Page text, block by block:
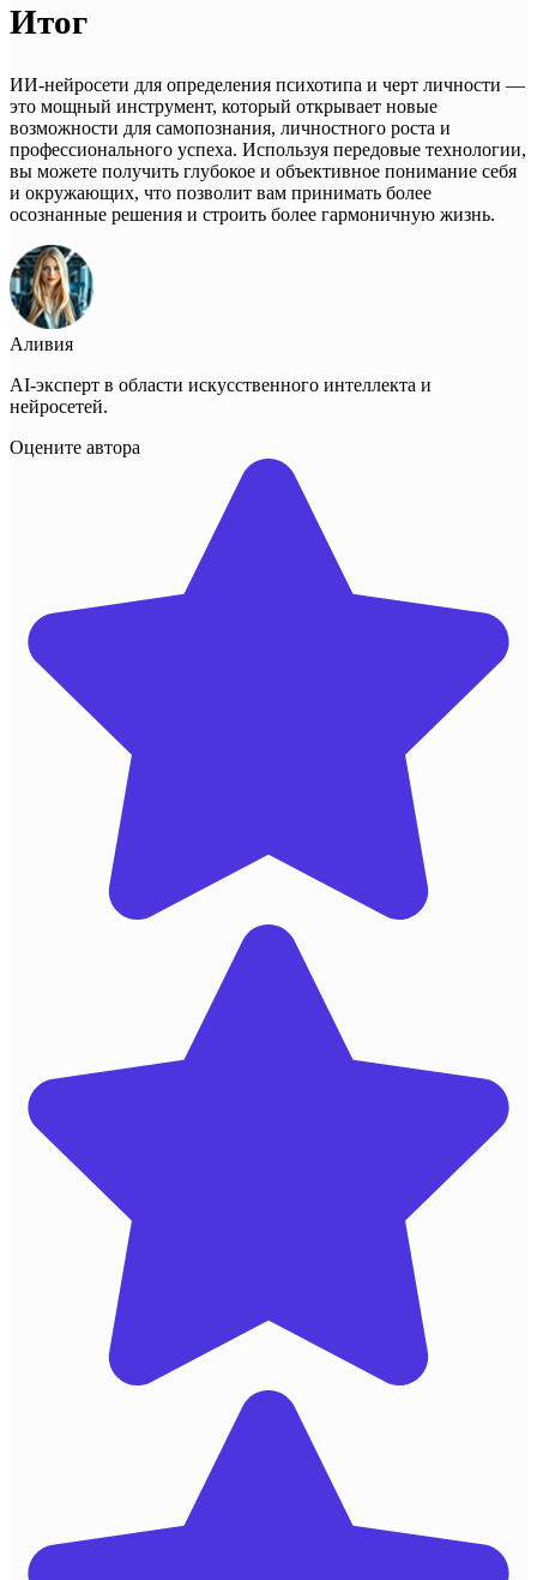
Итог
ИИ-нейросети для определения психотипа и черт личности —
это мощный инструмент, который открывает новые
возможности для самопознания, личностного роста и
профессионального успеха. Используя передовые технологии,
вы можете получить глубокое и объективное понимание себя
и окружающих, что позволит вам принимать более
осознанные решения и строить более гармоничную жизнь.
Аливия
AI-эксперт в области искусственного интеллекта и
нейросетей.
Оцените автора